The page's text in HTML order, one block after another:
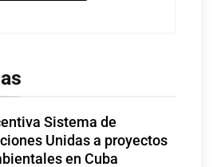
Sistema de
Unidas a proyectos
en Cuba